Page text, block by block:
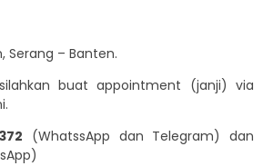
Serang – Banten.
buat appointment (janji) via
(WhatssApp dan Telegram) dan